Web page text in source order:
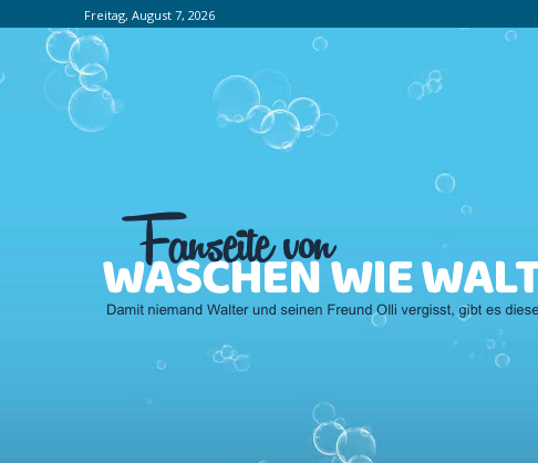
Freitag, August 7, 2026